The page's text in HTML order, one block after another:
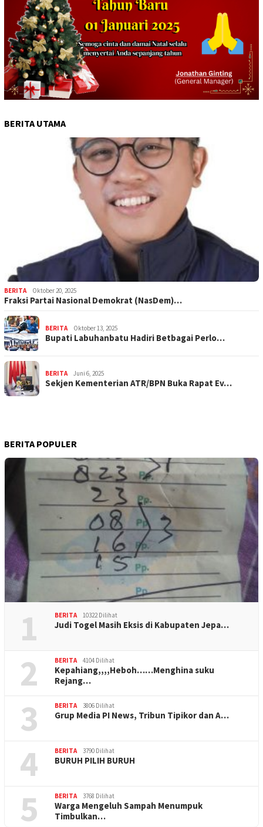
BERITA UTAMA
BERITA Oktober 20, 2025
Fraksi Partai Nasional Demokrat (NasDem)…
BERITA Oktober 13, 2025
Bupati Labuhanbatu Hadiri Betbagai Perlo…
BERITA Juni 6, 2025
Sekjen Kementerian ATR/BPN Buka Rapat Ev…
BERITA POPULER
1 BERITA 10322 Dilihat
Judi Togel Masih Eksis di Kabupaten Jepa…
2 BERITA 4104 Dilihat
Kepahiang,,,,Heboh……Menghina suku
Rejang…
3 BERITA 3806 Dilihat
Grup Media PI News, Tribun Tipikor dan A…
4 BERITA 3790 Dilihat
BURUH PILIH BURUH
5 BERITA 3768 Dilihat
Warga Mengeluh Sampah Menumpuk
Timbulkan…